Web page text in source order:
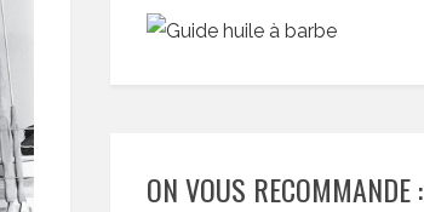
ON VOUS RECOMMANDE :